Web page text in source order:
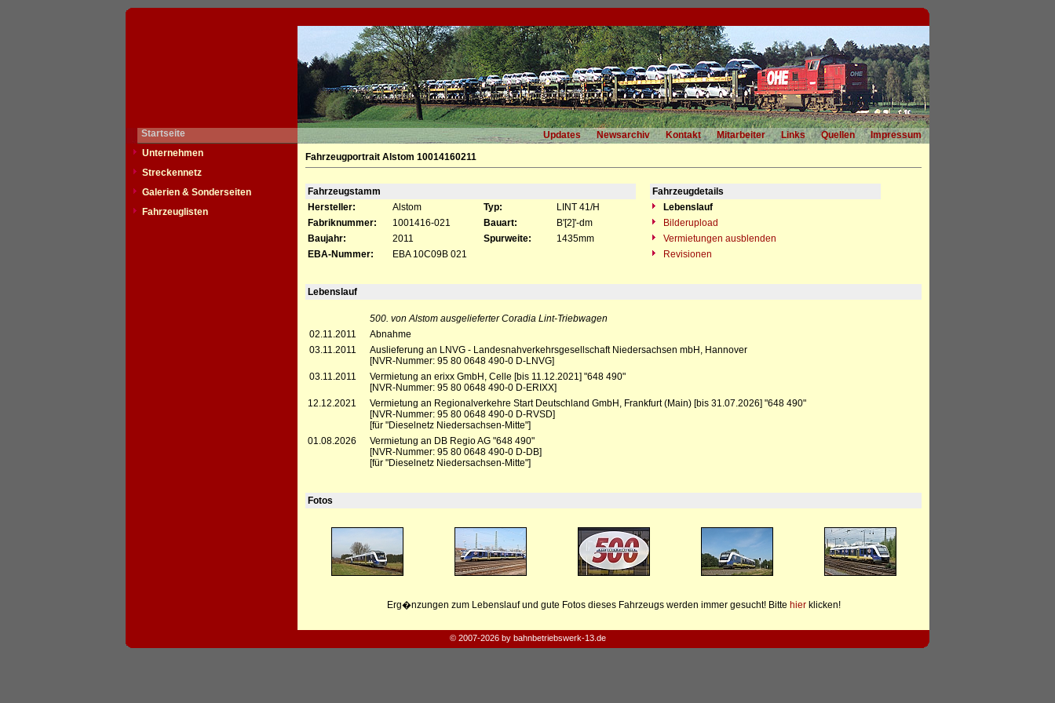
Startseite Updates Newsarchiv Kontakt Mitarbeiter Links Quellen
Impressum
Unternehmen
Streckennetz
Galerien & Sonderseiten
Fahrzeuglisten
Fahrzeugportrait Alstom 10014160211
Fahrzeugstamm
Fahrzeugdetails
Hersteller:
Alstom Typ: LINT 41/H
Lebenslauf
Fabriknummer:
1001416-021 Bauart: B'[2]'-dm
Bilderupload
Baujahr:
2011 Spurweite: 1435mm
Vermietungen ausblenden
EBA-Nummer:
EBA 10C09B 021 Revisionen
Lebenslauf
500. von Alstom ausgelieferter Coradia Lint-Triebwagen
02.11.2011
Abnahme
03.11.2011
Auslieferung an LNVG - Landesnahverkehrsgesellschaft Niedersachsen mbH, Hannover
[NVR-Nummer: 95 80 0648 490-0 D-LNVG]
03.11.2011
Vermietung an erixx GmbH, Celle [bis 11.12.2021] "648 490"
[NVR-Nummer: 95 80 0648 490-0 D-ERIXX]
12.12.2021
Vermietung an Regionalverkehre Start Deutschland GmbH, Frankfurt (Main) [bis 31.07.2026] "648 490"
[NVR-Nummer: 95 80 0648 490-0 D-RVSD]
[für "Dieselnetz Niedersachsen-Mitte"]
01.08.2026
Vermietung an DB Regio AG "648 490"
[NVR-Nummer: 95 80 0648 490-0 D-DB]
[für "Dieselnetz Niedersachsen-Mitte"]
Fotos
Erg�nzungen zum Lebenslauf und gute Fotos dieses Fahrzeugs werden immer gesucht! Bitte hierklicken!
© 2007-2026 by bahnbetriebswerk-13.de